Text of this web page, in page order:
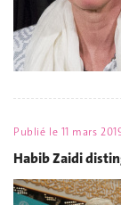
Publié le 11 mars
Habib Zaidi